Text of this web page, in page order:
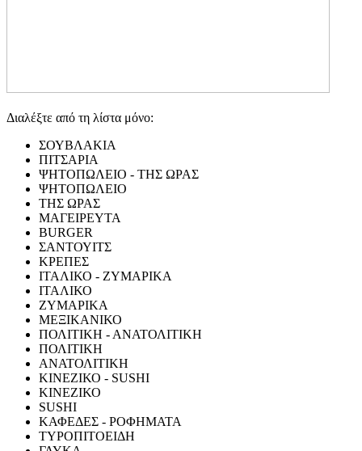
Διαλέξτε από τη λίστα μόνο:
ΣΟΥΒΛΑΚΙΑ
ΠΙΤΣΑΡΙΑ
ΨΗΤΟΠΩΛΕΙΟ - ΤΗΣ ΩΡΑΣ
ΨΗΤΟΠΩΛΕΙΟ
ΤΗΣ ΩΡΑΣ
ΜΑΓΕΙΡΕΥΤΑ
BURGER
ΣΑΝΤΟΥΙΤΣ
ΚΡΕΠΕΣ
ΙΤΑΛΙΚΟ - ΖΥΜΑΡΙΚΑ
ΙΤΑΛΙΚΟ
ΖΥΜΑΡΙΚΑ
ΜΕΞΙΚΑΝΙΚΟ
ΠΟΛΙΤΙΚΗ - ΑΝΑΤΟΛΙΤΙΚΗ
ΠΟΛΙΤΙΚΗ
ΑΝΑΤΟΛΙΤΙΚΗ
ΚΙΝΕΖΙΚΟ - SUSHI
ΚΙΝΕΖΙΚΟ
SUSHI
ΚΑΦΕΔΕΣ - ΡΟΦΗΜΑΤΑ
ΤΥΡΟΠΙΤΟΕΙΔΗ